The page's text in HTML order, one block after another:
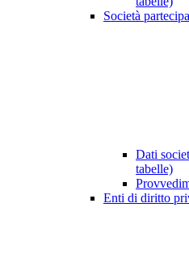
Società
Dati
tabelle)
Enti di diritto